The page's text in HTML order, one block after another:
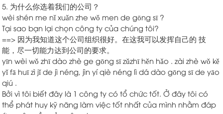
5. 为什么你选着我们的公司？
wèi shén me nǐ xuǎn zhe wǒ men de gōng sī ?
Tại sao bạn lại chọn công ty của chúng tôi?
==> 因为我知道这个公司组织很好。在这我可以发挥自己的 技
能，尽一切能力达到公司的要求。
yīn wèi wǒ zhī dào zhè ge gōng sī zǔzhī hěn hǎo . zài zhè wǒ kě
yǐ fā huī zì jǐ de jì néng, jìn yí qiè néng lì dá dào gōng sī de yāo
qiú .
Bởi vì tôi biết đây là 1 công ty có tổ chức tốt. Ở đây tôi có
thể phát huy kỹ năng làm việc tốt nhất của mình nhằm đáp